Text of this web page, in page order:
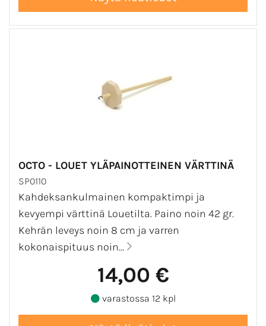
OCTO - LOUET YLÄPAINOTTEINEN VÄRTTINÄ
SP0110
Kahdeksankulmainen kompaktimpi ja
kevyempi värttinä Louetilta. Paino noin 42 gr.
Kehrän leveys noin 8 cm ja varren
kokonaispituus noin...
14,00 €
varastossa 12 kpl